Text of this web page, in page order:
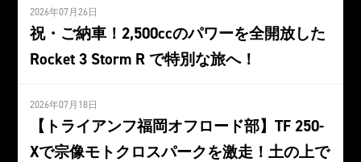
2026年07月26日
祝・ご納車！2,500ccのパワーを全開放した
Rocket 3 Storm R で特別な旅へ！
2026年07月18日
【トライアンフ福岡オフロード部】TF 250-
Xで宗像モトクロスパークを激走！土の上で